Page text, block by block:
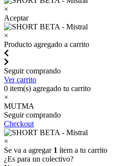
×
Aceptar
×
Producto agregado a carrito
Seguir comprando
Ver carrito
0 item(s) agregado tu carrito
×
MUTMA
Seguir comprando
Checkout
×
Se va a agregar 1 ítem a tu carrito
¿Es para un colectivo?